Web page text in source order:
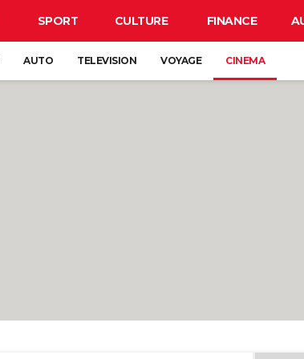
SPORT CULTURE FINANCE
AUTO TELEVISION VOYAGE CINEMA